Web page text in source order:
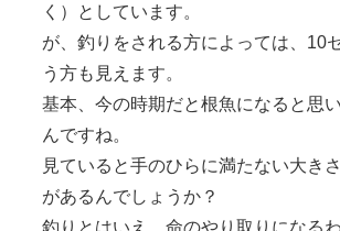
く）としています。
が、釣りをされる方によっては、10
う方も見えます。
基本、今の時期だと根魚になると思
んですね。
見ていると手のひらに満たない大き
があるんでしょうか？
釣りとはいえ、命のやり取りになる